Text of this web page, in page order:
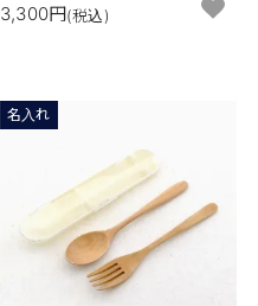
3,300円(税込)
名入れ